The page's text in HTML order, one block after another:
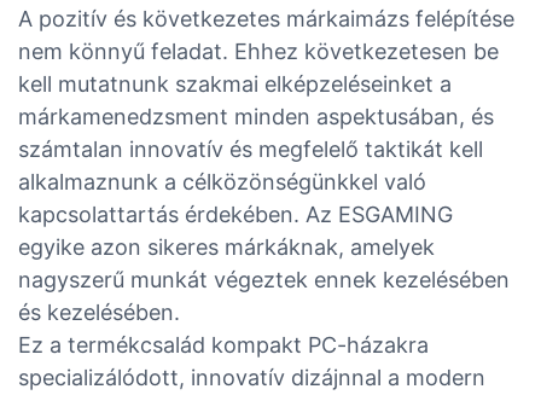
A pozitív és következetes márkaimázs felépítése
nem könnyű feladat. Ehhez következetesen be
kell mutatnunk szakmai elképzeléseinket a
márkamenedzsment minden aspektusában, és
számtalan innovatív és megfelelő taktikát kell
alkalmaznunk a célközönségünkkel való
kapcsolattartás érdekében. Az ESGAMING
egyike azon sikeres márkáknak, amelyek
nagyszerű munkát végeztek ennek kezelésében
és kezelésében.
Ez a termékcsalád kompakt PC-házakra
specializálódott, innovatív dizájnnal a modern